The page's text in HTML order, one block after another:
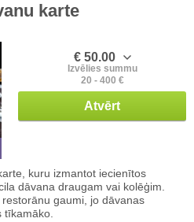
karte
€ 50.00
Izvēlies summu
20 - 400 €
Atvērt
kuru izmantot iecienītos
dāvana draugam vai kolēģim.
gaumi, jo dāvanas
tīkamāko.